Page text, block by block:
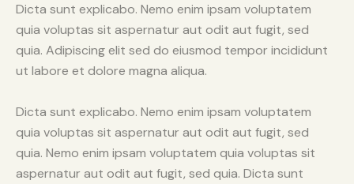
Dicta sunt explicabo. Nemo enim ipsam voluptatem
quia voluptas sit aspernatur aut odit aut fugit, sed
quia. Adipiscing elit sed do eiusmod tempor incididunt
ut labore et dolore magna aliqua.
Dicta sunt explicabo. Nemo enim ipsam voluptatem
quia voluptas sit aspernatur aut odit aut fugit, sed
quia. Nemo enim ipsam voluptatem quia voluptas sit
aspernatur aut odit aut fugit, sed quia. Dicta sunt